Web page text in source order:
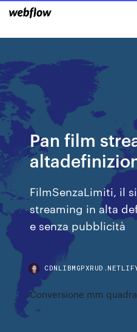
Pan film
FilmSenzaLimiti, il
streaming in alta
e senza pubblicità
Conversione mm